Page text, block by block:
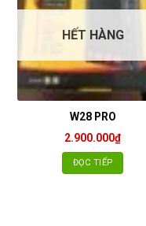
HẾT HÀNG
W28 PRO
2.900.000₫
ĐỌC TIẾP